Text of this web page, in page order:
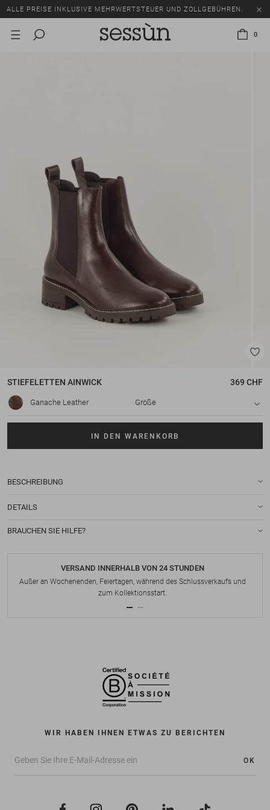
ALLE PREISE INKLUSIVE MEHRWERTSTEUER UND ZOLLGEBÜHREN.
SALE: BIS ZU -50% AUF EINE AUSWAHL AN ARTIKELN.
0
STIEFELETTEN AINWICK 369 CHF
Ganache Leather Größe
IN DEN WARENKORB
BESCHREIBUNG
DETAILS
BRAUCHEN SIE HILFE?
VERSAND INNERHALB VON 24 STUNDEN
Außer an Wochenenden, Feiertagen, während des Schlussverkaufs und
zum Kollektionsstart.
WIR HABEN IHNEN ETWAS ZU BERICHTEN
OK